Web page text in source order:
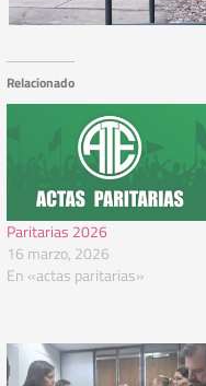
Relacionado
Paritarias 2026
16 marzo, 2026
En «actas paritarias»